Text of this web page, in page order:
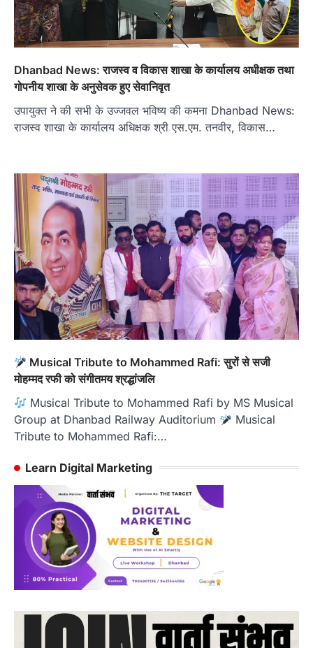
Dhanbad News: राजस्व व विकास शाखा के कार्यालय अधीक्षक तथा
गोपनीय शाखा के अनुसेवक हुए सेवानिवृत
उपायुक्त ने की सभी के उज्जवल भविष्य की कमना Dhanbad News:
राजस्व शाखा के कार्यालय अधिक्षक श्री एस.एम. तनवीर,‌ विकास…
Musical Tribute to Mohammed Rafi: सुरों से सजी
मोहम्मद रफी को संगीतमय श्रद्धांजलि
Musical Tribute to Mohammed Rafi by MS Musical
Group at Dhanbad Railway Auditorium
Musical
Tribute to Mohammed Rafi:…
Learn Digital Marketing